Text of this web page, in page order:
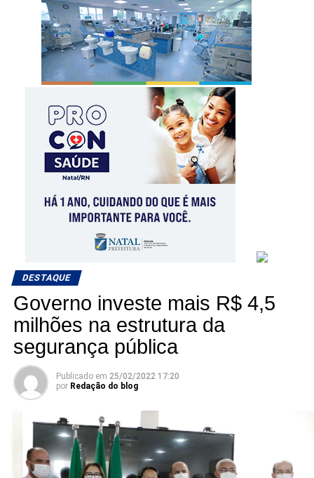
DESTAQUE
Governo investe mais R$ 4,5
milhões na estrutura da
segurança pública
Publicado em 25/02/2022 17:20
por Redação do blog